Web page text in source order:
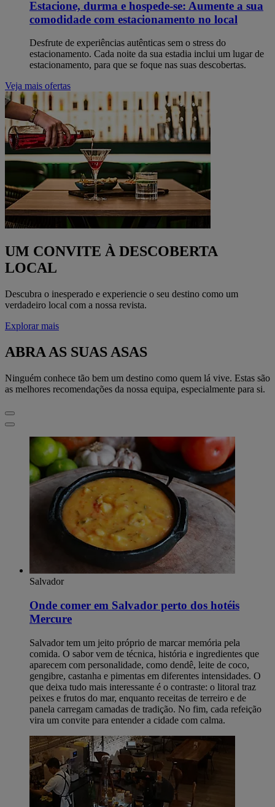
Estacione, durma e hospede-se: Aumente a sua
comodidade com estacionamento no local
Desfrute de experiências autênticas sem o stress do
estacionamento. Cada noite da sua estadia inclui um lugar de
estacionamento, para que se foque nas suas descobertas.
Veja mais ofertas
UM CONVITE À DESCOBERTA
LOCAL
Descubra o inesperado e experiencie o seu destino como um
verdadeiro local com a nossa revista.
Explorar mais
ABRA AS SUAS ASAS
Ninguém conhece tão bem um destino como quem lá vive. Estas são
as melhores recomendações da nossa equipa, especialmente para si.
Salvador
Onde comer em Salvador perto dos hotéis
Mercure
Salvador tem um jeito próprio de marcar memória pela
comida. O sabor vem de técnica, história e ingredientes que
aparecem com personalidade, como dendê, leite de coco,
gengibre, castanha e pimentas em diferentes intensidades. O
que deixa tudo mais interessante é o contraste: o litoral traz
peixes e frutos do mar, enquanto receitas de terreiro e de
panela carregam camadas de tradição. No fim, cada refeição
vira um convite para entender a cidade com calma.